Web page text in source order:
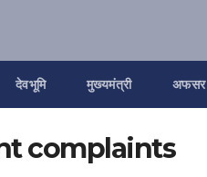
देवभूमि मुख्यमंत्री अफसर
complaints